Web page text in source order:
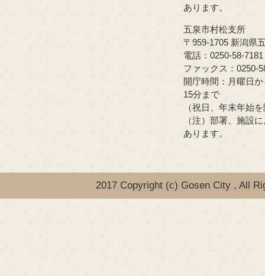
あります。
五泉市村松支所
〒959-1705 新潟県
電話：0250-58-7181
ファックス：0250-
開庁時間：月曜日
15分まで
（祝日、年末年始
（注）部署、施設
あります。
2017 Copyright (c) Gosen City , All